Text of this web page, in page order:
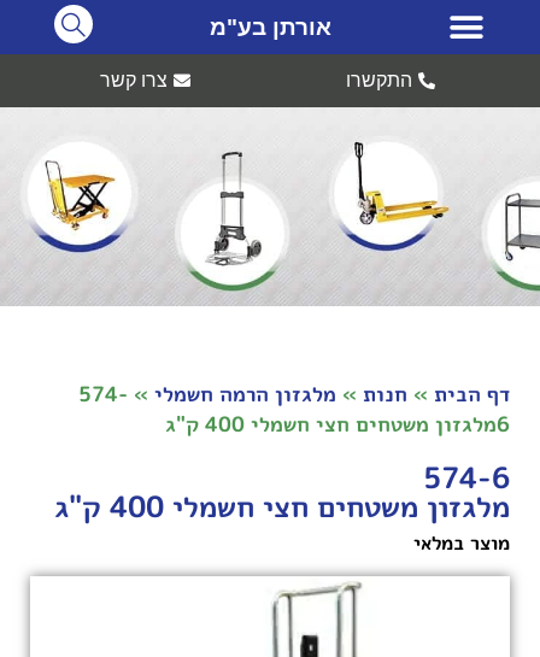
אורתן בע"מ
התקשרו צרו קשר
דף הבית » חנות » מלגזון הרמה חשמלי »
574-
6מלגזון משטחים חצי חשמלי 400 ק"ג
574-6
מלגזון משטחים חצי חשמלי 400 ק"ג
מוצר במלאי